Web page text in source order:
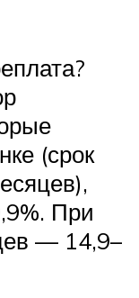
(срок
При
— 14,9–